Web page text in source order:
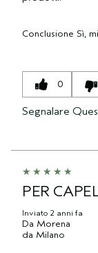
Conclusione Sì,
0
Segnalare
PER
Inviato 2 anni fa
Da Morena
da Milano